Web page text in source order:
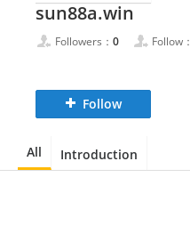
sun88a.win
Followers： 0 Follow：
Follow
All Introduction